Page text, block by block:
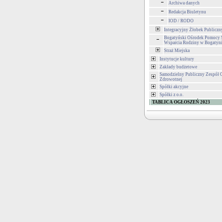
Archiwa danych
Redakcja Biuletynu
IOD / RODO
Integracyjny Żłobek
Bogatyński Ośrodek Pomocy
Wsparcia Rodziny w Bogatyni
Straż Miejska
Instytucje kultury
Zakłady budżetowe
Samodzielny Publiczny Zespół
Zdrowotnej
Spółki akcyjne
Spółki z o.o.
TABLICA OGŁOSZEŃ 2023